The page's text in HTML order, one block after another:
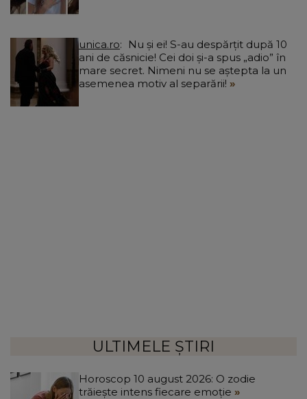
unica.ro
ani de căsnicie! Cei doi și-a spus „adio” în
mare secret. Nimeni nu se aștepta la un
asemenea motiv al separării!
ULTIMELE ȘTIRI
Horoscop 10 august 2026: O zodie
trăiește intens fiecare emoție